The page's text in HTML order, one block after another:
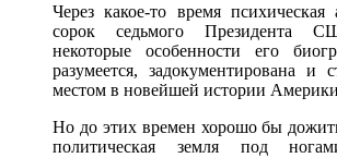
Через какое-то время психическая
сорок седьмого Президента
некоторые особенности его
разумеется, задокументирована и
местом в новейшей истории
Но до этих времен хорошо бы
политическая земля под